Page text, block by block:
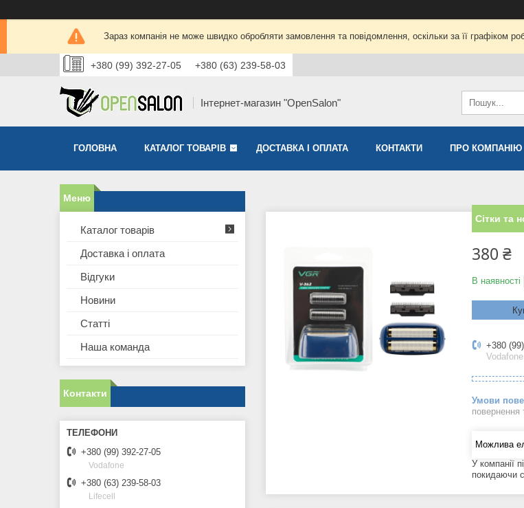
Зараз компанія не може швидко обробляти замовлення та повідомлення, оскільки за її графіком
+380 (99) 392-27-05 +380 (63) 239-58-03
Інтернет-магазин "OpenSalon"
ГОЛОВНА КАТАЛОГ ТОВАРІВ ДОСТАВКА І ОПЛАТА КОНТАКТИ ПРО КОМПАНІЮ
Сітки та
380 ₴
В наявності
+380
Vodafone
повернення
У компанії
покидаючи
Каталог товарів
Доставка і оплата
Відгуки
Новини
Статті
Наша команда
Контакти
+380 (99) 392-27-05
Vodafone
+380 (63) 239-58-03
Lifecell